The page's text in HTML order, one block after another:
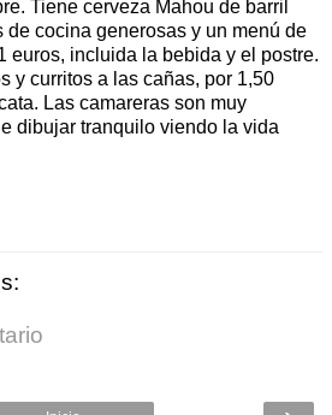
Tiene cerveza Mahou de barril
de cocina generosas y un menú de
euros, incluida la bebida y el postre.
y curritos a las cañas, por 1,50
Las camareras son muy
dibujar tranquilo viendo la vida